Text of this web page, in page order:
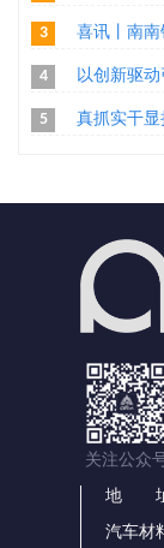
3 喜讯丨南南
4 以创新驱动引领高质量
5 真抓实干显担当 助力高
关注公众
地 址
汽车材